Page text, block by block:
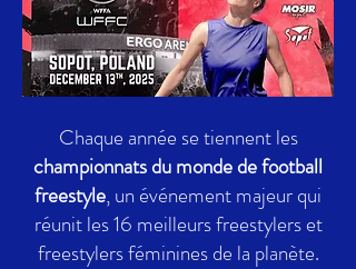
Chaque année se tiennent les
championnats du monde de football
freestyle, un événement majeur qui
réunit les 16 meilleurs freestylers et
freestylers féminines de la planète.